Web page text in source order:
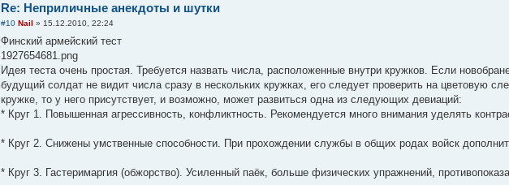
Re: Неприличные анекдоты и шутки
#10 Nail » 15.12.2010, 22:24
Финский армейский тест
1927654681.png
Идея теста очень простая. Требуется назвать числа, расположенные внутри кружков. Если
будущий солдат не видит числа сразу в нескольких кружках, его следует проверить на цветовую
кружке, то у него присутствует, и возможно, может развиться одна из следующих девиаций:
* Круг 1. Повышенная агрессивность, конфликтность. Рекомендуется много внимания уделять
* Круг 2. Снижены умственные способности. При прохождении службы в общих родах войск
* Круг 3. Гастеримаргия (обжорство). Усиленный паёк, больше физических упражнений,